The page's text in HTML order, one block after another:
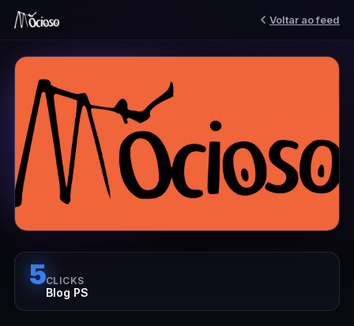
Voltar ao feed
5CLICKS
Blog PS